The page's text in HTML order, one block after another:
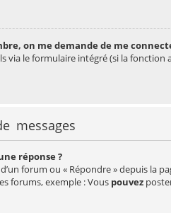
on me demande de me
via le formulaire intégré (si la
messages
réponse ?
forum ou « Répondre » depuis la
forums, exemple : Vous pouvez